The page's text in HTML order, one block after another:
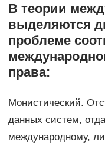
В теории
выделяются
проблеме
права:
Монистический.
данных систем,
международному,